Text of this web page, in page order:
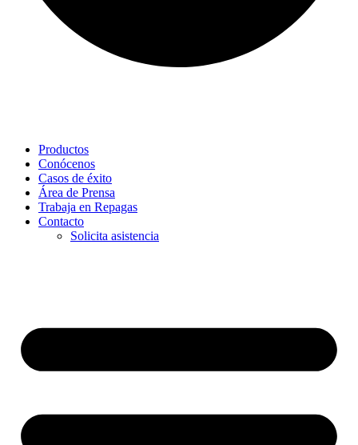
Productos
Conócenos
Casos de éxito
Área de Prensa
Trabaja en Repagas
Contacto
Solicita asistencia